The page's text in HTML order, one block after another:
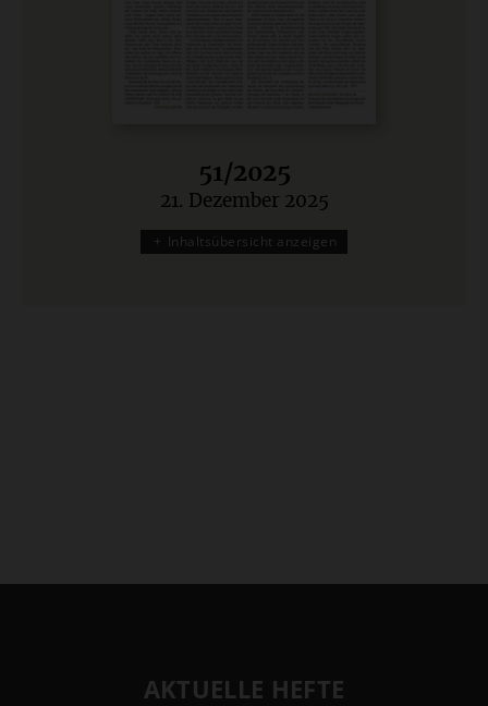
51/2025
:
21. Dezember 2025
Inhaltsübersicht anzeigen
AKTUELLE HEFTE